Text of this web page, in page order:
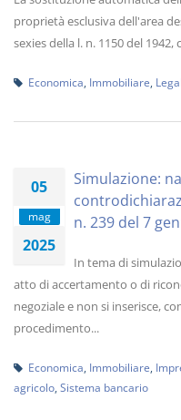
proprietà esclusiva dell'area
sexies della l. n. 1150 del 1942,
Economica Immobiliare
05
mag
2025
Simulazione:
n. 239 del 7
In tema di
atto di accertamento o di
negoziale e non si inserisce,
procedimento...
Economica Immobiliare
agricolo Sistema bancario